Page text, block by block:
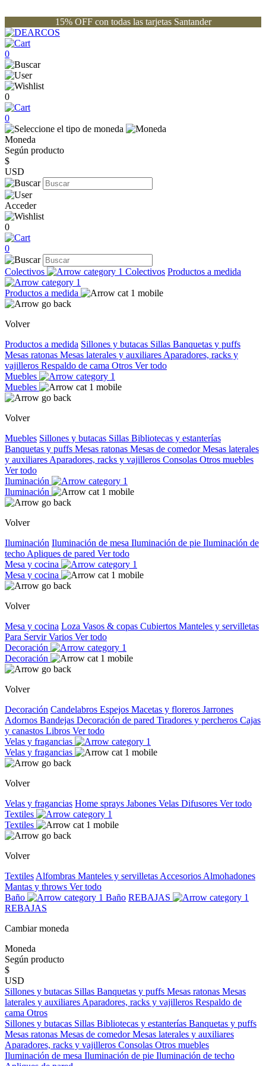
15% OFF con todas las tarjetas Santander
0
0
0
Moneda
Según producto
$
USD
Acceder
0
0
Colectivos Colectivos Productos a medida
Productos a medida
Volver
Productos a medida Sillones y butacas Sillas Banquetas y puffs
Mesas ratonas Mesas laterales y auxiliares Aparadores, racks y
vajilleros Respaldo de cama Otros Ver todo
Muebles
Muebles
Volver
Muebles Sillones y butacas Sillas Bibliotecas y estanterías
Banquetas y puffs Mesas ratonas Mesas de comedorMesas laterales
y auxiliares Aparadores, racks y vajilleros Consolas Otros muebles
Ver todo
Iluminación
Iluminación
Volver
Iluminación Iluminación de mesa Iluminación de pie Iluminación de
techo Apliques de pared Ver todo
Mesa y cocina
Mesa y cocina
Volver
Mesa y cocina Loza Vasos & copas Cubiertos Manteles y servilletas
Para ServirVarios Ver todo
Decoración
Decoración
Volver
Decoración Candelabros Espejos Macetas y floreros Jarrones
Adornos Bandejas Decoración de pared Tiradores y percheros Cajas
y canastos Libros Ver todo
Velas y fragancias
Velas y fragancias
Volver
Velas y fragancias Home sprays Jabones Velas Difusores Ver todo
Textiles
Textiles
Volver
Textiles Alfombras Manteles y servilletas Accesorios Almohadones
Mantas y throws Ver todo
Baño
Baño REBAJAS
REBAJAS
Cambiar moneda
Moneda
Según producto
$
USD
Sillones y butacas Sillas Banquetas y puffs Mesas ratonas Mesas
laterales y auxiliares Aparadores, racks y vajilleros Respaldo de
cama Otros
Sillones y butacas Sillas Bibliotecas y estanterías Banquetas y puffs
Mesas ratonas Mesas de comedorMesas laterales y auxiliares
Aparadores, racks y vajilleros Consolas Otros muebles
Iluminación de mesa Iluminación de pie Iluminación de techo